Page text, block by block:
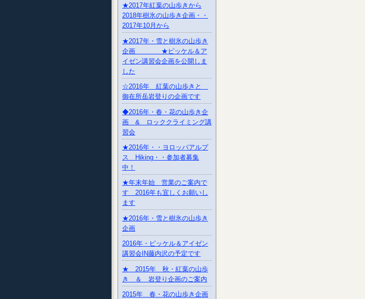
★2017年紅葉の山歩きから
2018年樹氷の山歩き企画・・
2017年10月から
★2017年・雪と樹氷の山歩き
企画 ★ピッケル＆ア
イゼン講習会企画を公開しま
した
☆2016年 紅葉の山歩きと
御在所岳岩登りの企画です
◆2016年・春・花の山歩き企
画 & ロッククライミング講
習会
★2016年・・ヨロッパアルプ
ス Hiking・・参加者募集
中！
★年末年始 営業のご案内で
す 2016年も宜しくお願いし
ます
★2016年・雪と樹氷の山歩き
企画
2016年・ピッケル＆アイゼン
講習会IN藤内沢の予定です
★ 2015年 秋・紅葉の山歩
き ＆ 岩登り企画のご案内
2015年 春・花の山歩き企画